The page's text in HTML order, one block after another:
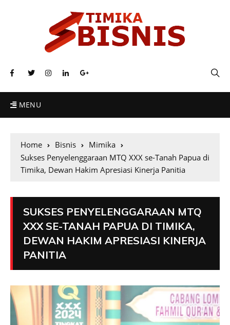
MENU
Home Bisnis
Mimika
Sukses Penyelenggaraan MTQ XXX se-Tanah Papua di
Timika, Dewan Hakim Apresiasi Kinerja Panitia
SUKSES PENYELENGGARAAN MTQ
XXX SE-TANAH PAPUA DI TIMIKA,
DEWAN HAKIM APRESIASI KINERJA
PANITIA